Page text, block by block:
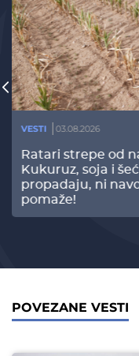
VESTI 03.08.2026
Ratari strepe od
Kukuruz, soja i
propadaju, ni
pomaže!
POVEZANE VESTI